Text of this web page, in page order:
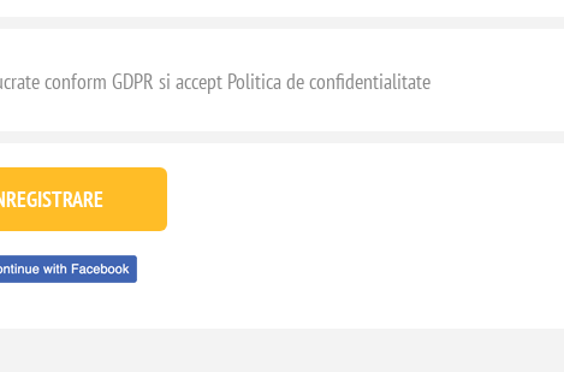
conform GDPR si accept Politica de confidentialitate
te cu